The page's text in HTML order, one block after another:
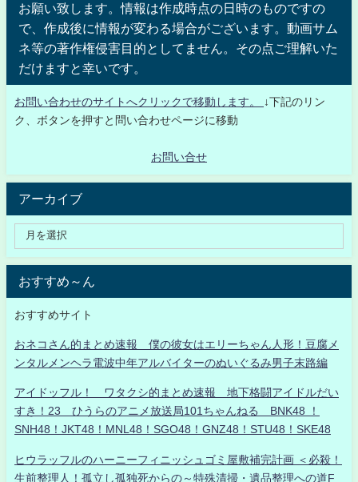
お願い致します。情報は作成時点の日時のものですの
で、作成後に情報が変わる場合がございます。動画サム
ネ等の著作権侵害目的としてません。その点ご理解いた
だけますと幸いです。
お問い合わせのサイトへクリックで移動します。
↓下記のリン
ク、ボタンを押すと問い合わせページに移動
お問い合せ
アーカイブ
おすすめ～ん
おすすめサイト
おネコさん的まとめ速報 僕の彼女はエリーちゃん人形！豆腐メ
ンタルメンヘラ電波中年アルバイターのぬいぐるみ男子末路編
アイドッフル！ ワタクシ的まとめ速報 地下格闘アイドルだい
すき！23 ひうらのアニメ放送局101ちゃんねる BNK48 ！
SNH48！JKT48！MNL48！SGO48！GNZ48！STU48！SKE48
ヒウラッフルのハーニーフィニッシュゴミ屋敷補完計画 ＜必殺！
生前整理人！孤立し孤独死からの～特殊清掃・遺品整理への道F